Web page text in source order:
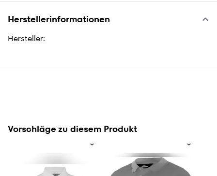
Herstellerinformationen
Hersteller:
Vorschläge zu diesem Produkt